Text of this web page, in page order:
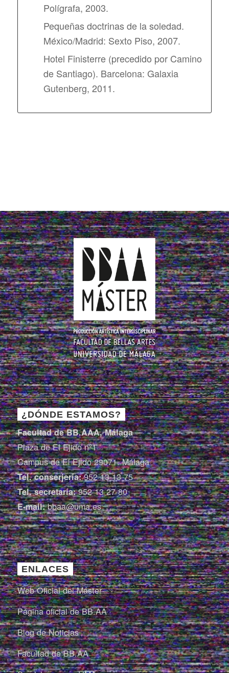
Polígrafa, 2003.
Pequeñas doctrinas de la soledad.
México/Madrid: Sexto Piso, 2007.
Hotel Finisterre (precedido por Camino
de Santiago). Barcelona: Galaxia
Gutenberg, 2011.
¿DÓNDE ESTAMOS?
Facultad de BB.AAA, Málaga
Plaza de El Ejido nº1
Campus de El Ejido 29071. Málaga
Tel. conserjería:952 13 13 75
Tel. secretaría:952 13 27 80
E-mail:bbaa@uma.es
ENLACES
Web Oficial del Máster
Página oficial de BB.AA
Blog de Noticias
Facultad de BB.AA